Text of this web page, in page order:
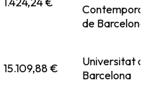
de Barcelona
15.109,88 €
Universitat
Barcelona